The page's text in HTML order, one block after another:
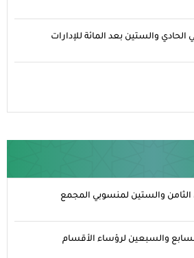
الحادي والستين بعد المائة للإدارات
الثامن والستين لمنسوبي المجمع
والسبعين لرؤساء الأقسام